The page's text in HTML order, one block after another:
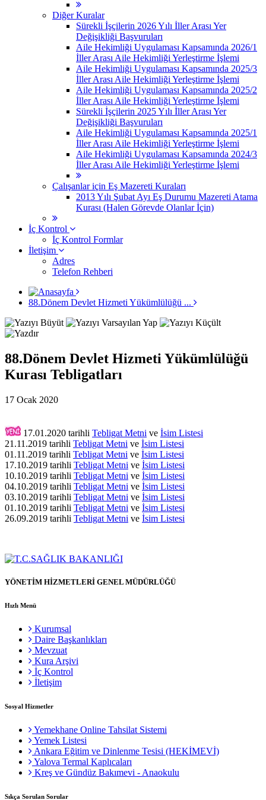
Diğer Kuralar
Sürekli İşçilerin 2026 Yılı İller Arası Yer
Değişikliği Başvuruları
Aile Hekimliği Uygulaması Kapsamında 2026/1
İller Arası Aile Hekimliği Yerleştirme İşlemi
Aile Hekimliği Uygulaması Kapsamında 2025/3
İller Arası Aile Hekimliği Yerleştirme İşlemi
Aile Hekimliği Uygulaması Kapsamında 2025/2
İller Arası Aile Hekimliği Yerleştirme İşlemi
Sürekli İşçilerin 2025 Yılı İller Arası Yer
Değişikliği Başvuruları
Aile Hekimliği Uygulaması Kapsamında 2025/1
İller Arası Aile Hekimliği Yerleştirme İşlemi
Aile Hekimliği Uygulaması Kapsamında 2024/3
İller Arası Aile Hekimliği Yerleştirme İşlemi
Çalışanlar için Eş Mazereti Kuraları
2013 Yılı Şubat Ayı Eş Durumu Mazereti Atama
Kurası (Halen Görevde Olanlar İçin)
İç Kontrol
İç Kontrol Formlar
İletişim
Adres
Telefon Rehberi
88.Dönem Devlet Hizmeti Yükümlülüğü ...
88.Dönem Devlet Hizmeti Yükümlülüğü
Kurası Tebligatları
17 Ocak 2020
17.01.2020 tarihli Tebligat Metni ve İsim Listesi
21.11.2019 tarihli Tebligat Metni ve İsim Listesi
01.11.2019 tarihli Tebligat Metni ve İsim Listesi
17.10.2019 tarihli Tebligat Metni ve İsim Listesi
10.10.2019 tarihli Tebligat Metni ve İsim Listesi
04.10.2019 tarihli Tebligat Metni ve İsim Listesi
03.10.2019 tarihli Tebligat Metni ve İsim Listesi
01.10.2019 tarihli Tebligat Metni ve İsim Listesi
26.09.2019 tarihli Tebligat Metni ve İsim Listesi
YÖNETİM HİZMETLERİ GENEL MÜDÜRLÜĞÜ
Hızlı Menü
Kurumsal
Daire Başkanlıkları
Mevzuat
Kura Arşivi
İç Kontrol
İletişim
Sosyal Hizmetler
Yemekhane Online Tahsilat Sistemi
Yemek Listesi
Ankara Eğitim ve Dinlenme Tesisi (HEKİMEVİ)
Yalova Termal Kaplıcaları
Kreş ve Gündüz Bakımevi - Anaokulu
Sıkça Sorulan Sorular